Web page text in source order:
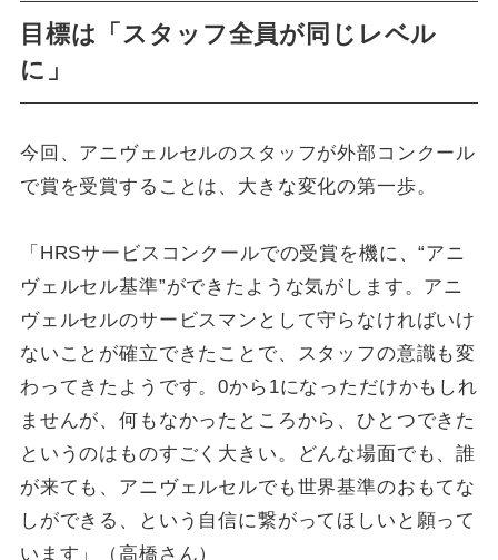
目標は「スタッフ全員が同じレベル
に」
今回、アニヴェルセルのスタッフが外部コンクール
で賞を受賞することは、大きな変化の第一歩。
「HRSサービスコンクールでの受賞を機に、“アニ
ヴェルセル基準”ができたような気がします。アニ
ヴェルセルのサービスマンとして守らなければいけ
ないことが確立できたことで、スタッフの意識も変
わってきたようです。0から1になっただけかもしれ
ませんが、何もなかったところから、ひとつできた
というのはものすごく大きい。どんな場面でも、誰
が来ても、アニヴェルセルでも世界基準のおもてな
しができる、という自信に繋がってほしいと願って
います」（高橋さん）